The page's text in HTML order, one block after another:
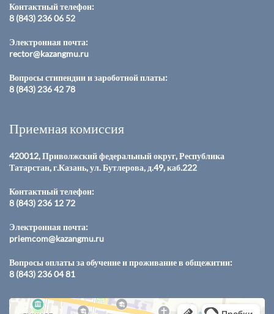
Контактный телефон:
8 (843) 236 06 52
Электронная почта:
rector@kazangmu.ru
Вопросы стипендии и зароботной платы:
8 (843) 236 42 78
Приемная комиссия
420012, Приволжский федеральный округ, Республика
Татарстан, г.Казань, ул. Бутлерова, д.49, каб.222
Контактный телефон:
8 (843) 236 12 72
Электронная почта:
priemcom@kazangmu.ru
Вопросы оплаты за обучение и проживание в общежитии:
8 (843) 236 04 81